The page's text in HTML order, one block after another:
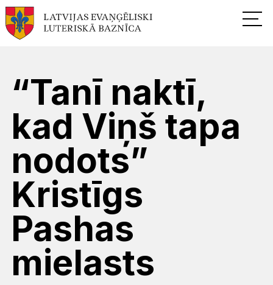
“Tanī naktī,
kad Viņš tapa
nodots”
Kristīgs
Pashas
mielasts